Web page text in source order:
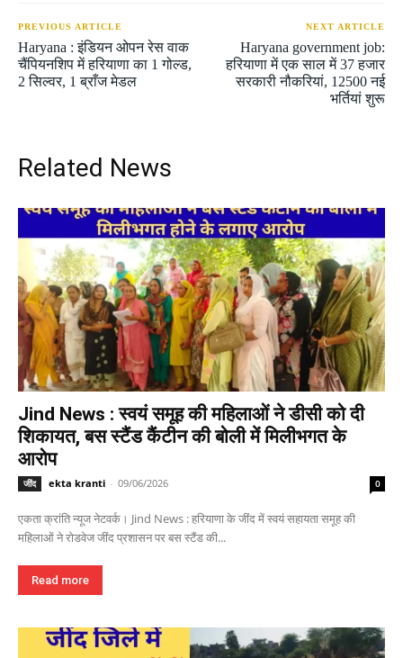
PREVIOUS ARTICLE
Haryana : इंडियन ओपन रेस वाक
चैंपियनशिप में हरियाणा का 1 गोल्ड,
2 सिल्वर, 1 ब्राँज मेडल
NEXT ARTICLE
Haryana government job:
हरियाणा में एक साल में 37 हजार
सरकारी नौकरियां, 12500 नई
भर्तियां शुरू
Related News
Jind News : स्वयं समूह की महिलाओं ने डीसी को दी
शिकायत, बस स्टैंड कैंटीन की बोली में मिलीभगत के
आरोप
जींद ekta kranti - 09/06/2026 0
एकता क्रांति न्यूज नेटवर्क। Jind News : हरियाणा के जींद में स्वयं सहायता समूह की
महिलाओं ने रोडवेज जींद प्रशासन पर बस स्टैंड की...
Read more